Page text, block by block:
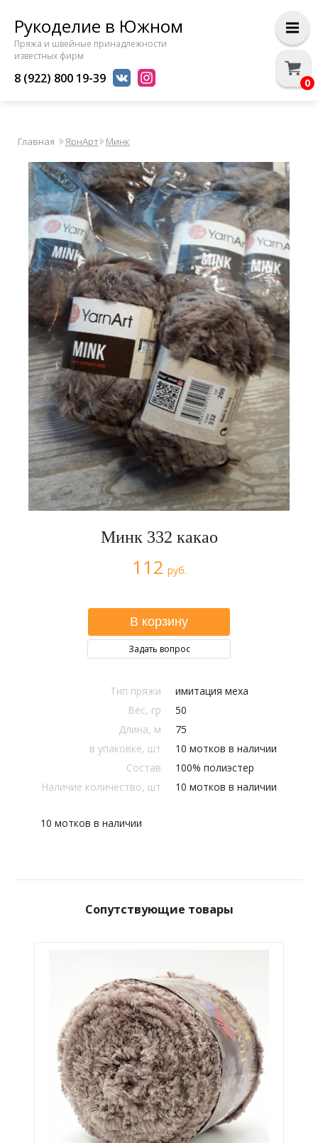
Рукоделие в Южном
Пряжа и швейные принадлежности
известных фирм
8 (922) 800 19-39
Главная ЯрнАрт Минк
Минк 332 какао
112 руб.
Задать вопрос
Тип пряжи
имитация меха
Вес, гр
50
Длина, м
75
в упаковке, шт
10 мотков в наличии
Состав
100% полиэстер
Наличие количество, шт
10 мотков в наличии
10 мотков в наличии
Сопутствующие товары
0